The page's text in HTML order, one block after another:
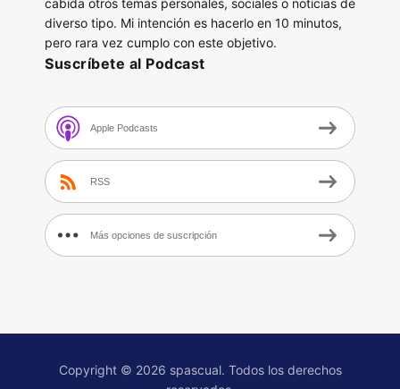
cabida otros temas personales, sociales o noticias de
diverso tipo. Mi intención es hacerlo en 10 minutos,
pero rara vez cumplo con este objetivo.
Suscríbete al Podcast
Apple Podcasts
RSS
Más opciones de suscripción
Copyright © 2026 spascual. Todos los derechos